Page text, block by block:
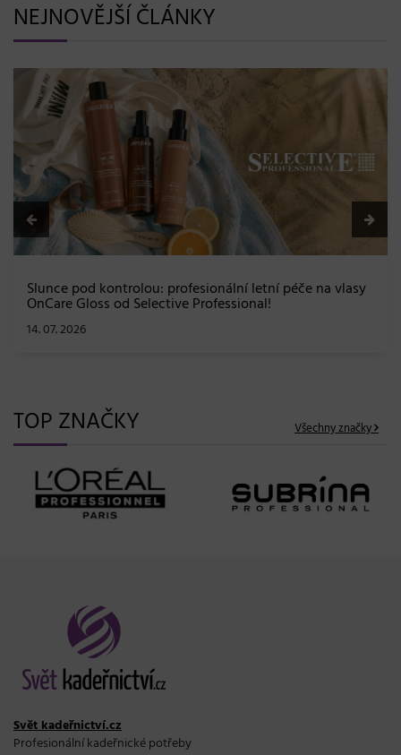
NEJNOVĚJŠÍ ČLÁNKY
BLONDME přichází s novou érou blond: lesk, glow efekt
a maximální péče bez kompromisů
08. 06. 2026
TOP ZNAČKY Všechny značky
Svět kadeřnictví.cz
Profesionální kadeřnické potřeby